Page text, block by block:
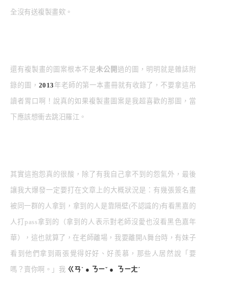
全沒有送複製畫欸。
還有複製畫的圖案根本不是未公開 過的圖，明明就是雜誌附
錄的圖， 2013 年老師的第一本畫冊就有收錄了，不要拿這吊
讀者胃口啊！說真的如果複製畫圖案是我超喜歡的那圖，當
下應該想衝去跳汨羅江。
其實這抱怨真的很酸，除了有我自己拿不到的怨氣外，最後
讓我大爆發一定要打在文章上的大概狀況是：有幾張簽名畫
被同一群的人拿到，拿到的人是靠隔壁(不認識的)有看黑嘉的
人打pass拿到的（拿到的人表示對老師沒愛也沒看黑色嘉年
華），這也就算了，在老師離場，我要離開A舞台時，有妹子
看到他們拿到兩張覺得好好、好羨慕，那些人居然說「要
嗎？賣你啊。」我 ㄍㄢˋ ● ㄋㄧˇ ● ㄋㄧㄤˊ